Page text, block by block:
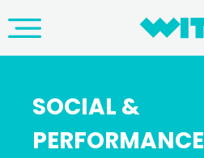
SOCIAL &
PERFORMANCE